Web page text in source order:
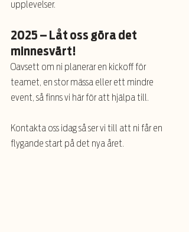
upplevelser.
2025 – Låt oss göra det
minnesvärt!
Oavsett om ni planerar en kickoff för
teamet, en stor mässa eller ett mindre
event, så finns vi här för att hjälpa till.
Kontakta oss idag så ser vi till att ni får en
flygande start på det nya året.